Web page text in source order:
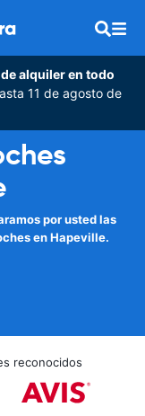
alquiler en todo
11 de agosto de
por usted las
en Hapeville.
reconocidos